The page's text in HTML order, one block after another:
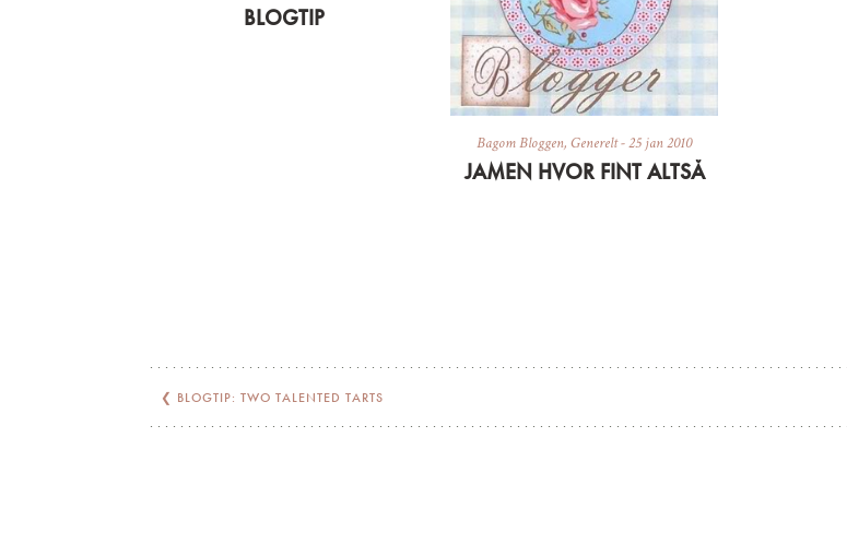
BLOGTIP
Bagom Bloggen, Generelt-25 jan 2010
JAMEN HVOR FINT ALTSÅ
❮ BLOGTIP: TWO TALENTED TARTS